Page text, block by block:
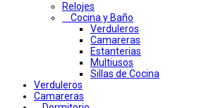
Relojes
Cocina y Baño
Verduleros
Camareras
Estanterias
Multiusos
Sillas de Cocina
Verduleros
Camareras